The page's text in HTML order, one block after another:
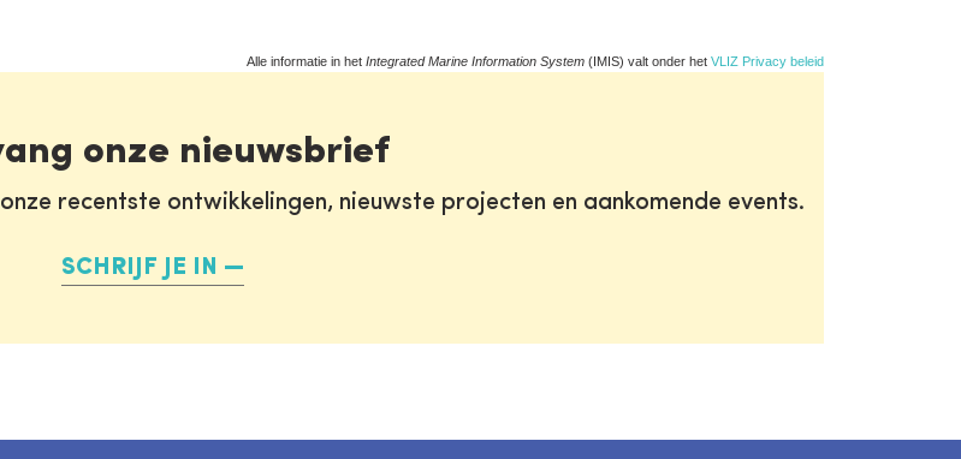
Alle informatie in het Integrated Marine Information System (IMIS) valt onder het VLIZ Privacy beleid
onze nieuwsbrief
recentste ontwikkelingen, nieuwste projecten en aankomende events.
SCHRIJF JE IN